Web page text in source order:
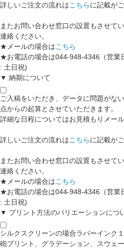
詳しいご注文の流れはこちらに記載が
またお問い合わせ窓口の設置もさせて
連絡ください。
★メールの場合はこちら
★お電話の場合は044-948-4346（営業
: 土日祝)
▼ 納期について
ご入稿をいただき、データに問題がな
点からの起算とさせていただきます。
詳細な日程についてはお見積もりメー
詳しいご注文の流れはこちらに記載が
またお問い合わせ窓口の設置もさせて
連絡ください。
★メールの場合はこちら
★お電話の場合は044-948-4346（営業
: 土日祝)
▼ プリント方法のバリエーションにつ
シルクスクリーンの場合ラバーインク
砲プリント、グラデーション、スウェ